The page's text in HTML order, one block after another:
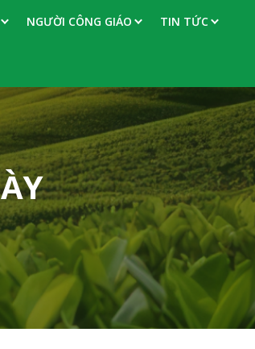
NGƯỜI CÔNG GIÁO TIN TỨC